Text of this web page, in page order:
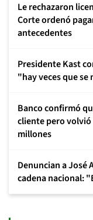
Le rechazaron
Corte ordenó
antecedentes
Presidente Kast
"hay veces que
Banco confirmó
cliente pero volvió
millones
Denuncian a José
cadena nacional: